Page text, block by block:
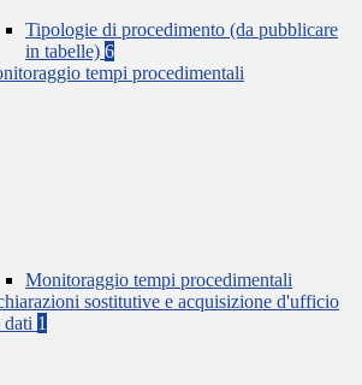
Tipologie di procedimento (da pubblicare
in tabelle) 6
tempi procedimentali
Monitoraggio tempi procedimentali
sostitutive e acquisizione d'ufficio
dati 1